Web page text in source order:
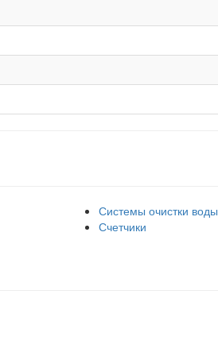
Системы очистки воды
Счетчики